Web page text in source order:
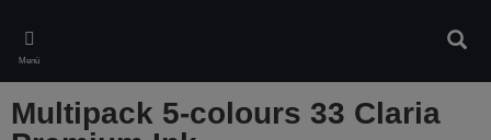
main
content
Menü
Multipack 5-colours 33 Claria